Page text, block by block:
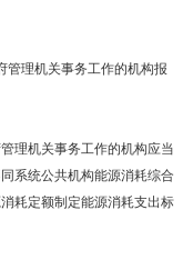
理机关事务工作的机构报
机关事务工作的机构应当
系统公共机构能源消耗综合
耗定额制定能源消耗支出标